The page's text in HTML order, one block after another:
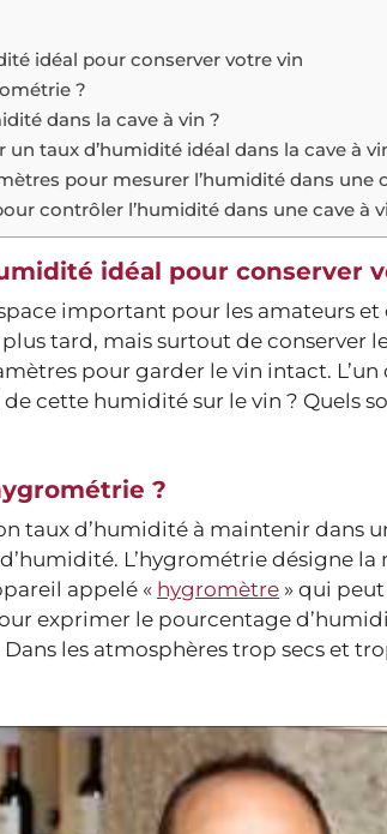
idéal pour conserver votre vin
?
dans la cave à vin ?
taux d’humidité idéal dans la cave à
pour mesurer l’humidité dans une
contrôler l’humidité dans une cave à
idéal pour conserver
important pour les amateurs
tard, mais surtout de conserver
pour garder le vin intact.
cette humidité sur le vin ? Quels
?
taux d’humidité à maintenir dans
L’hygrométrie désigne
appelé « hygromètre » qui
exprimer le pourcentage
les atmosphères trop secs et